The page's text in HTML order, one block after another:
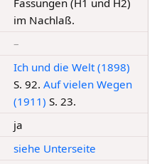
Fassungen (H1 und H2)
im Nachlaß.
–
Ich und die Welt (1898)
S. 92.Auf vielen Wegen
(1911) S. 23.
ja
siehe Unterseite